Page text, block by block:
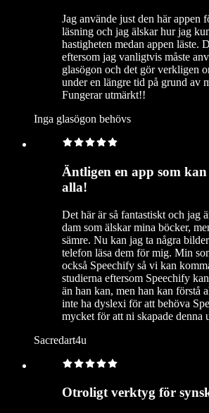
Jag använde just den här appen
läsning och jag älskar hur jag
hastigheten medan appen läste.
eftersom jag vanligtvis måste
glasögon och det gör verkligen
under en längre tid på grund av
Fungerar utmärkt!!
Inga glasögon behövs
Äntligen en app som
alla!
Det här är så fantastiskt och jag
dam som älskar mina böcker,
sämre. Nu kan jag ta några
telefon läsa dem för mig. Min
också Speechify så vi kan
studierna eftersom Speechify
än han kan, men han kan förstå
inte ha dyslexi för att behöva
mycket för att ni skapade denna
Sacredart4u
Otroligt verktyg för